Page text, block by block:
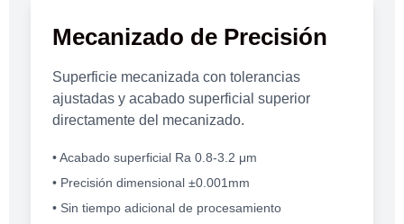
Mecanizado de Precisión
Superficie mecanizada con tolerancias
ajustadas y acabado superficial superior
directamente del mecanizado.
• Acabado superficial Ra 0.8-3.2 μm
• Precisión dimensional ±0.001mm
• Sin tiempo adicional de procesamiento